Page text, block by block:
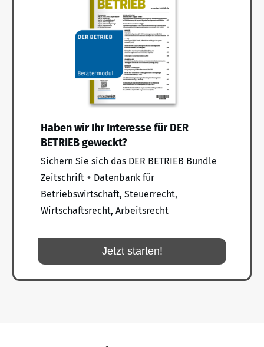
Haben wir Ihr Interesse für DER
BETRIEB geweckt?
Sichern Sie sich das DER BETRIEB Bundle
Zeitschrift + Datenbank für
Betriebswirtschaft, Steuerrecht,
Wirtschaftsrecht, Arbeitsrecht
Jetzt starten!